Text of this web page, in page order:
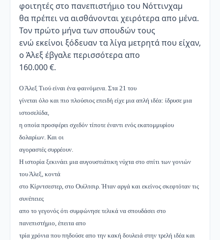
φοιτητές στο πανεπιστήμιο του Νόττινχαμ
θα πρέπει να αισθάνονται χειρότερα απο μένα.
Τον πρώτο μήνα των σπουδών τους
ενώ εκείνοι ξόδευαν τα λίγα μετρητά που είχαν,
ο Άλεξ έβγαλε περισσότερα απο
160.000 €.
Ο Άλεξ Τιού είναι ένα φαινόμενα. Στα 21 του
γίνεται όλο και πιο πλούσιος επειδή είχε μια απλή ιδέα: ίδρυσε μια
ιστοσελίδα,
η οποία προσφέρει σχεδόν τίποτε έναντι ενός εκατομμυρίου
δολαρίων. Και οι
αγοραστές συρρέουν.
Η ιστορία ξεκινάει μια αυγουστιάτικη νύχτα στο σπίτι των γονιών
του Άλεξ, κοντά
στο Κίρντσεστερ, στο Ουίλτσιρ. Ήταν αργά και εκείνος σκεφτόταν τις
συνέπειες
απο το γεγονός ότι συμφώνησε τελικά να σπουδάσει στο
πανεπιστήμιο, έπειτα απο
τρία χρόνια που πηδούσε απο την κακή δουλειά στην τρελή ιδέα και